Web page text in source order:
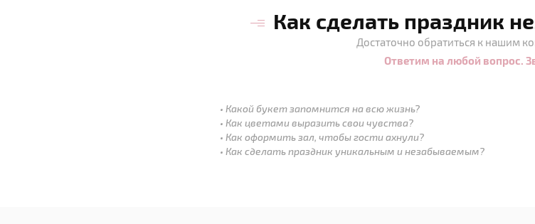
Как сделать праздник
Достаточно обратиться к нашим
Ответим на любой вопрос.
Какой букет запомнится на всю жизнь?
Как цветами выразить свои чувства?
Как оформить зал, чтобы гости ахнули?
Как сделать праздник уникальным и незабываемым?